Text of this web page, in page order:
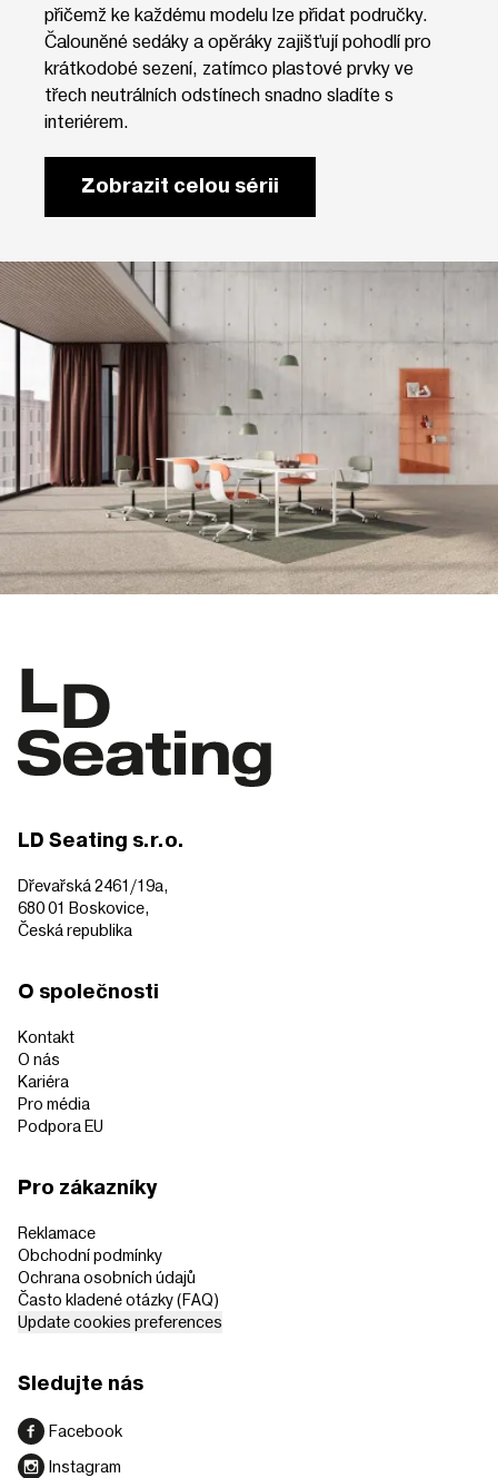
přičemž ke každému modelu lze přidat područky.
Čalouněné sedáky a opěráky zajišťují pohodlí pro
krátkodobé sezení, zatímco plastové prvky ve
třech neutrálních odstínech snadno sladíte s
interiérem.
Zobrazit celou sérii
LD Seating s.r.o.
Dřevařská 2461/19a,
680 01 Boskovice,
Česká republika
O společnosti
Kontakt
O nás
Kariéra
Pro média
Podpora EU
Pro zákazníky
Reklamace
Obchodní podmínky
Ochrana osobních údajů
Často kladené otázky (FAQ)
Update cookies preferences
Sledujte nás
Facebook
Instagram